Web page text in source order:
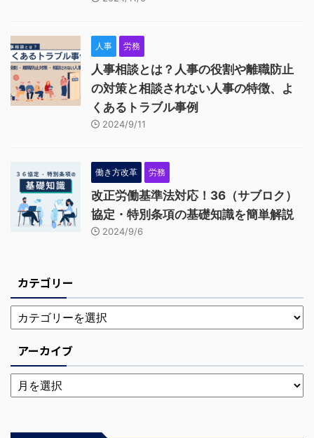
人事 労務
人事相談とは？人事の役割や離職防止
の対策と相談されない人事の特徴、よ
くあるトラブル事例
2024/9/11
働き方改革 労務
改正労働基準法対応！36（サブロク）
協定・特別条項の基礎知識を簡単解説
2024/9/6
カテゴリー
アーカイブ